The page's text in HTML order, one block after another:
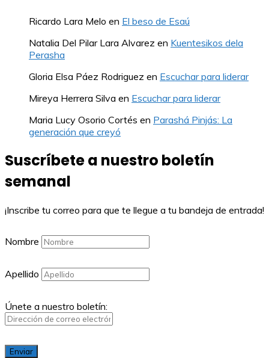
Ricardo Lara Melo en El beso de Esaú
Natalia Del Pilar Lara Alvarez en Kuentesikos dela
Perasha
Gloria Elsa Páez Rodriguez en Escuchar para liderar
Mireya Herrera Silva en Escuchar para liderar
Maria Lucy Osorio Cortés en Parashá Pinjás: La
generación que creyó
Suscríbete a nuestro boletín
semanal
¡Inscribe tu correo para que te llegue a tu bandeja de entrada!
Nombre
Apellido
Únete a nuestro boletín: